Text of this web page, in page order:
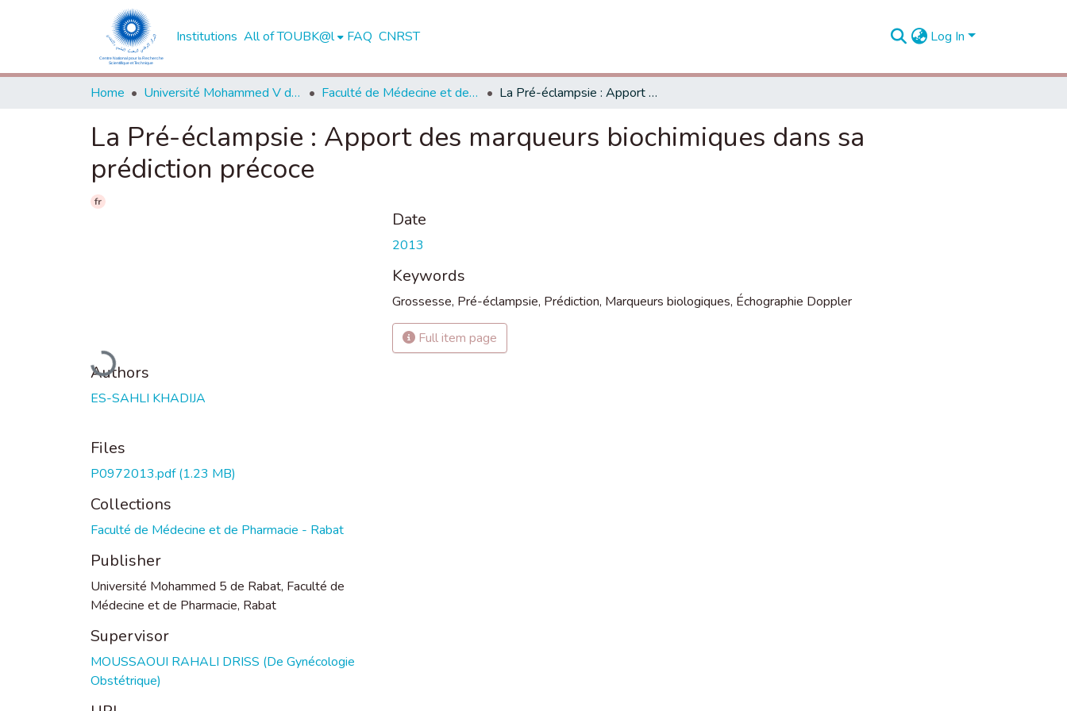
Institutions All of TOUBK@l FAQ CNRST Log In
Home Université Mohammed V de Rabat Faculté de Médecine et de Pharmacie - Rabat La Pré-éclampsie : Apport des marqueurs biochimiques dans sa prédiction précoce
La Pré-éclampsie : Apport des marqueurs biochimiques dans sa
prédiction précoce
fr
Loading...
Authors
ES-SAHLI KHADIJA
Files
P0972013.pdf(1.23 MB)
Collections
Faculté de Médecine et de Pharmacie - Rabat
Publisher
Université Mohammed 5 de Rabat, Faculté de
Médecine et de Pharmacie, Rabat
Supervisor
MOUSSAOUI RAHALI DRISS (De Gynécologie
Obstétrique)
Date
2013
Keywords
Grossesse, Pré-éclampsie, Prédiction, Marqueurs biologiques, Échographie Doppler
Full item page